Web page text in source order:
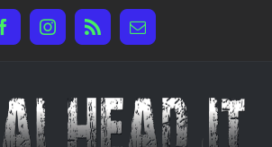
FacebookInstagram
Rss Email